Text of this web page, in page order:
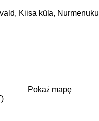
Kiisa küla, Nurmenuku
Pokaż mapę